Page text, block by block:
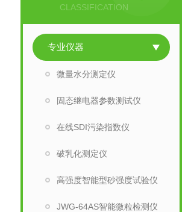
CLASSIFICATION
专业仪器
微量水分测定仪
固态继电器参数测试仪
在线SDI污染指数仪
破乳化测定仪
高强度智能型砂强度试验仪
JWG-64AS智能微粒检测仪